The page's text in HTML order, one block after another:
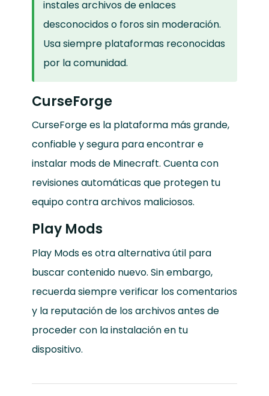
instales archivos de enlaces
desconocidos o foros sin moderación.
Usa siempre plataformas reconocidas
por la comunidad.
CurseForge
CurseForge es la plataforma más grande,
confiable y segura para encontrar e
instalar mods de Minecraft. Cuenta con
revisiones automáticas que protegen tu
equipo contra archivos maliciosos.
Play Mods
Play Mods es otra alternativa útil para
buscar contenido nuevo. Sin embargo,
recuerda siempre verificar los comentarios
y la reputación de los archivos antes de
proceder con la instalación en tu
dispositivo.